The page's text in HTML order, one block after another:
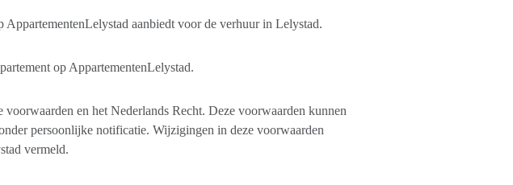
AppartementenLelystad aanbiedt voor de verhuur in Lelystad.
op AppartementenLelystad.
en het Nederlands Recht. Deze voorwaarden kunnen
persoonlijke notificatie. Wijzigingen in deze voorwaarden
vermeld.